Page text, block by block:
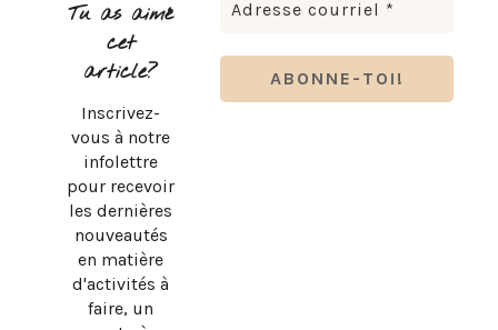
Tu as aimé
cet
article?
Inscrivez-
vous à notre
infolettre
pour recevoir
les dernières
nouveautés
en matière
d'activités à
faire, un